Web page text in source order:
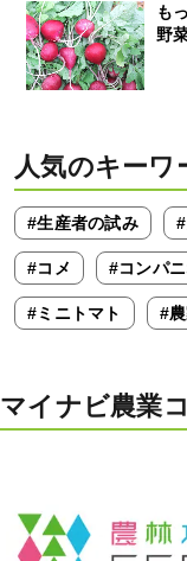
も
野
人気のキーワ
#生産者の試み
#コメ #コンパ
#ミニトマト #
マイナビ農業